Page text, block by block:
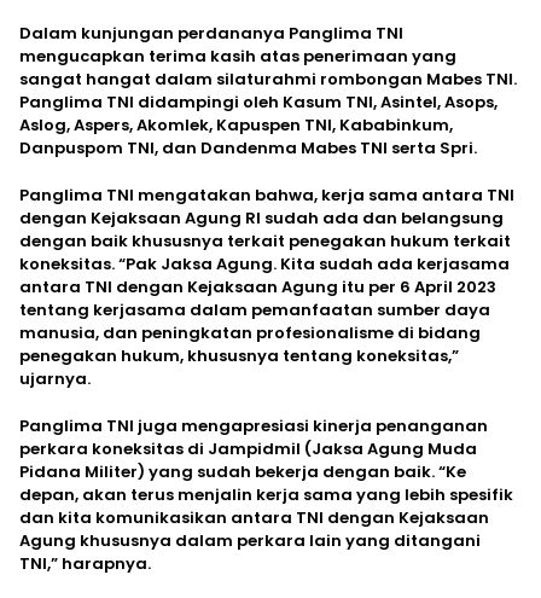
Dalam kunjungan perdananya Panglima TNI
mengucapkan terima kasih atas penerimaan yang
sangat hangat dalam silaturahmi rombongan Mabes TNI.
Panglima TNI didampingi oleh Kasum TNI, Asintel, Asops,
Aslog, Aspers, Akomlek, Kapuspen TNI, Kababinkum,
Danpuspom TNI, dan Dandenma Mabes TNI serta Spri.
Panglima TNI mengatakan bahwa, kerja sama antara TNI
dengan Kejaksaan Agung RI sudah ada dan belangsung
dengan baik khususnya terkait penegakan hukum terkait
koneksitas. “Pak Jaksa Agung. Kita sudah ada kerjasama
antara TNI dengan Kejaksaan Agung itu per 6 April 2023
tentang kerjasama dalam pemanfaatan sumber daya
manusia, dan peningkatan profesionalisme di bidang
penegakan hukum, khususnya tentang koneksitas,”
ujarnya.
Panglima TNI juga mengapresiasi kinerja penanganan
perkara koneksitas di Jampidmil (Jaksa Agung Muda
Pidana Militer) yang sudah bekerja dengan baik. “Ke
depan, akan terus menjalin kerja sama yang lebih spesifik
dan kita komunikasikan antara TNI dengan Kejaksaan
Agung khususnya dalam perkara lain yang ditangani
TNI,” harapnya.